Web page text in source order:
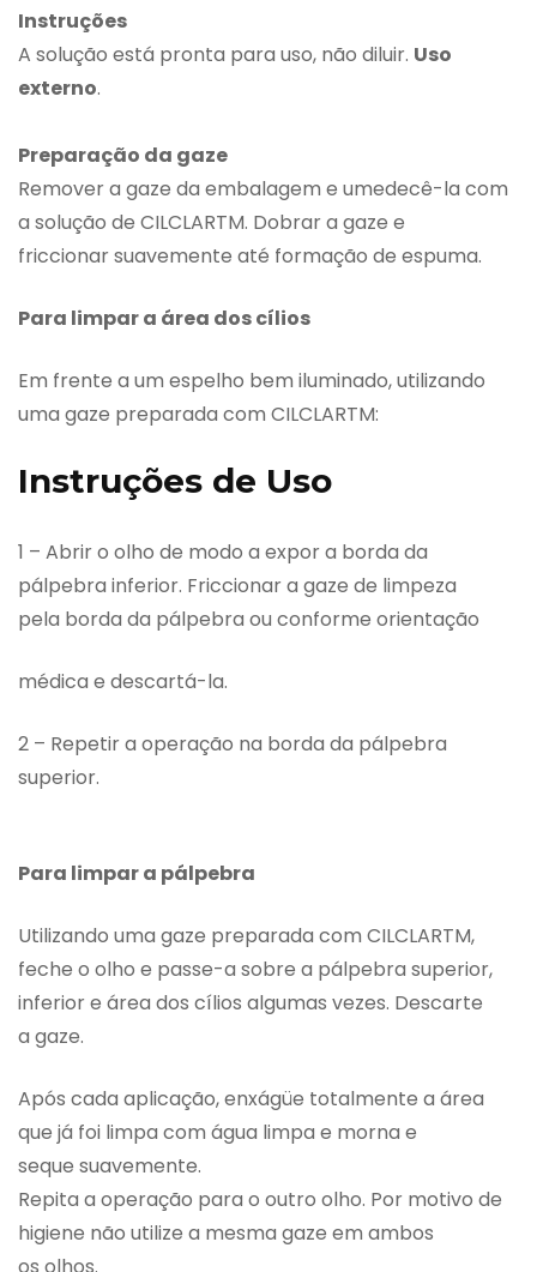
Instruções
A solução está pronta para uso, não diluir. Uso
externo.
Preparação da gaze
Remover a gaze da embalagem e umedecê-la com
a solução de CILCLARTM. Dobrar a gaze e
friccionar suavemente até formação de espuma.
Para limpar a área dos cílios
Em frente a um espelho bem iluminado, utilizando
uma gaze preparada com CILCLARTM:
Instruções de Uso
1 – Abrir o olho de modo a expor a borda da
pálpebra inferior. Friccionar a gaze de limpeza
pela borda da pálpebra ou conforme orientação
médica e descartá-la.
2 – Repetir a operação na borda da pálpebra
superior.
Para limpar a pálpebra
Utilizando uma gaze preparada com CILCLARTM,
feche o olho e passe-a sobre a pálpebra superior,
inferior e área dos cílios algumas vezes. Descarte
a gaze.
Após cada aplicação, enxágüe totalmente a área
que já foi limpa com água limpa e morna e
seque suavemente.
Repita a operação para o outro olho. Por motivo de
higiene não utilize a mesma gaze em ambos